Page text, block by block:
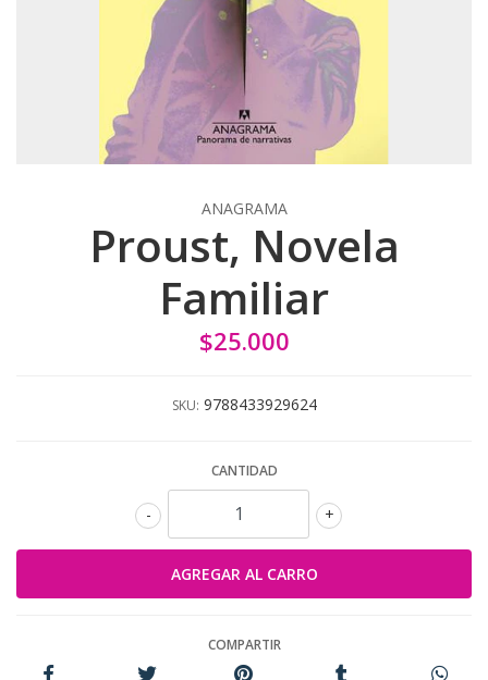
ANAGRAMA
Proust, Novela
Familiar
$25.000
SKU: 9788433929624
CANTIDAD
+
-
COMPARTIR